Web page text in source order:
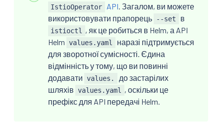
IstioOperator API. Загалом, ви можете
використовувати прапорець
--set в
istioctl
, як це робиться в Helm, а API
Helm values.yaml
наразі підтримується
для зворотної сумісності. Єдина
відмінність у тому, що ви повинні
додавати values.
до застарілих
шляхів values.yaml
, оскільки це
префікс для API передачі Helm.